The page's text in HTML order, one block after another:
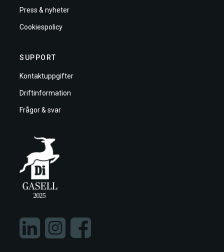
Press & nyheter
Cookiespolicy
SUPPORT
Kontaktuppgifter
Driftinformation
Frågor & svar